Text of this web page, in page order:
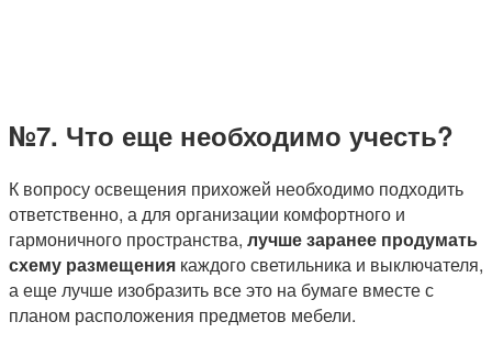
№7. Что еще необходимо учесть?
К вопросу освещения прихожей необходимо подходить
ответственно, а для организации комфортного и
гармоничного пространства, лучше заранее продумать
схему размещения каждого светильника и выключателя,
а еще лучше изобразить все это на бумаге вместе с
планом расположения предметов мебели.